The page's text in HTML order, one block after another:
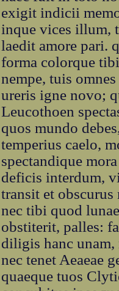
exigit indicii
inque vices illum,
laedit amore pari.
forma colorque
nempe, tuis
ureris igne novo;
Leucothoen
quos mundo
temperius caelo,
spectandique
deficis interdum,
transit et obscurus
nec tibi quod
obstiterit, palles:
diligis hanc unam,
nec tenet Aeaeae
quaeque tuos